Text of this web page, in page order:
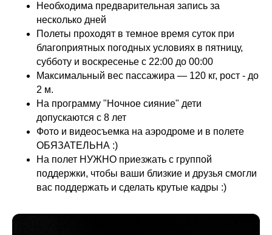
Необходима предварительная запись за
несколько дней
Полеты проходят в темное время суток при
благоприятных погодных условиях в пятницу,
субботу и воскресенье с 22:00 до 00:00
Максимальный вес пассажира — 120 кг, рост - до
2 м.
На программу "Ночное сияние" дети
допускаются с 8 лет
Фото и видеосъемка на аэродроме и в полете
ОБЯЗАТЕЛЬНА :)
На полет НУЖНО приезжать с группой
поддержки, чтобы ваши близкие и друзья смогли
вас поддержать и сделать крутые кадры :)